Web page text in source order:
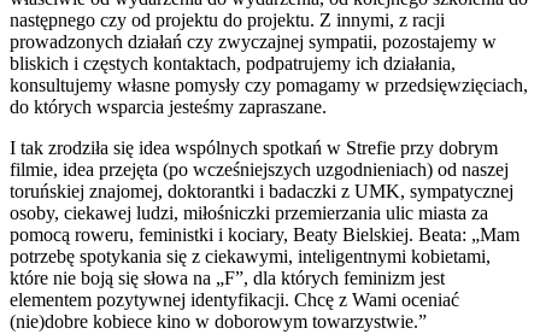
następnego czy od projektu do projektu. Z innymi, z racji
prowadzonych działań czy zwyczajnej sympatii, pozostajemy w
bliskich i częstych kontaktach, podpatrujemy ich działania,
konsultujemy własne pomysły czy pomagamy w przedsięwzięciach,
do których wsparcia jesteśmy zapraszane.
I tak zrodziła się idea wspólnych spotkań w Strefie przy dobrym
filmie, idea przejęta (po wcześniejszych uzgodnieniach) od naszej
toruńskiej znajomej, doktorantki i badaczki z UMK, sympatycznej
osoby, ciekawej ludzi, miłośniczki przemierzania ulic miasta za
pomocą roweru, feministki i kociary, Beaty Bielskiej. Beata: „Mam
potrzebę spotykania się z ciekawymi, inteligentnymi kobietami,
które nie boją się słowa na „F”, dla których feminizm jest
elementem pozytywnej identyfikacji. Chcę z Wami oceniać
(nie)dobre kobiece kino w doborowym towarzystwie.”